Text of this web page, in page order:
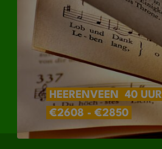
HEERENVEEN
40 UUR
€2608 - €2850